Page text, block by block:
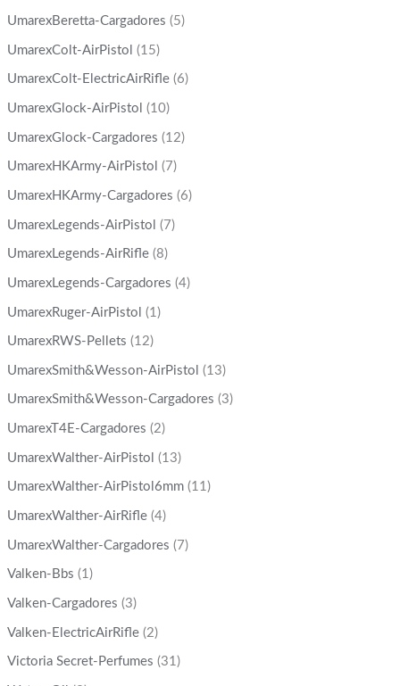
UmarexBeretta-Cargadores (5)
UmarexColt-AirPistol (15)
UmarexColt-ElectricAirRifle (6)
UmarexGlock-AirPistol (10)
UmarexGlock-Cargadores (12)
UmarexHKArmy-AirPistol (7)
UmarexHKArmy-Cargadores (6)
UmarexLegends-AirPistol (7)
UmarexLegends-AirRifle (8)
UmarexLegends-Cargadores (4)
UmarexRuger-AirPistol (1)
UmarexRWS-Pellets (12)
UmarexSmith&Wesson-AirPistol (13)
UmarexSmith&Wesson-Cargadores (3)
UmarexT4E-Cargadores (2)
UmarexWalther-AirPistol (13)
UmarexWalther-AirPistol6mm (11)
UmarexWalther-AirRifle (4)
UmarexWalther-Cargadores (7)
Valken-Bbs (1)
Valken-Cargadores (3)
Valken-ElectricAirRifle (2)
Victoria Secret-Perfumes (31)